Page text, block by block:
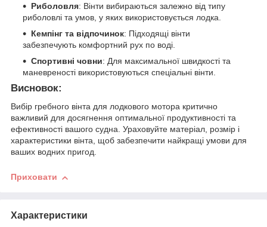
Риболовля: Вінти вибираються залежно від типу
риболовлі та умов, у яких використовується лодка.
Кемпінг та відпочинок: Підходящі вінти
забезпечують комфортний рух по воді.
Спортивні човни: Для максимальної швидкості та
маневреності використовуються спеціальні вінти.
Висновок:
Вибір гребного вінта для лодкового мотора критично
важливий для досягнення оптимальної продуктивності та
ефективності вашого судна. Ураховуйте матеріал, розмір і
характеристики вінта, щоб забезпечити найкращі умови для
ваших водних пригод.
Приховати
Характеристики